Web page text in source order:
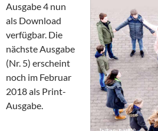
Ausgabe 4 nun
als Download
verfügbar. Die
nächste Ausgabe
(Nr. 5) erscheint
noch im Februar
2018 als Print-
Ausgabe.